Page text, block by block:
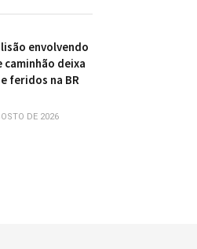
envolvendo
caminhão deixa
feridos na BR
DE 2026